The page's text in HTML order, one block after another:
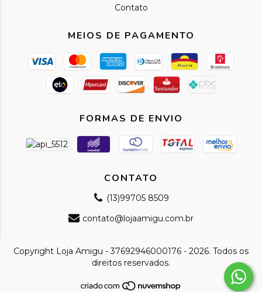
Contato
MEIOS DE PAGAMENTO
FORMAS DE ENVIO
CONTATO
(13)99705 8509
contato@lojaamigu.com.br
Copyright Loja Amigu - 37692946000176 - 2026. Todos os
direitos reservados.